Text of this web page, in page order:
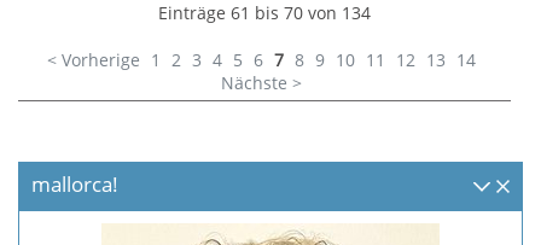
Einträge 61 bis 70 von 134
< Vorherige 1 2 3 4 5 6 7 8 9 10 11 12 13 14
Nächste >
mallorca!